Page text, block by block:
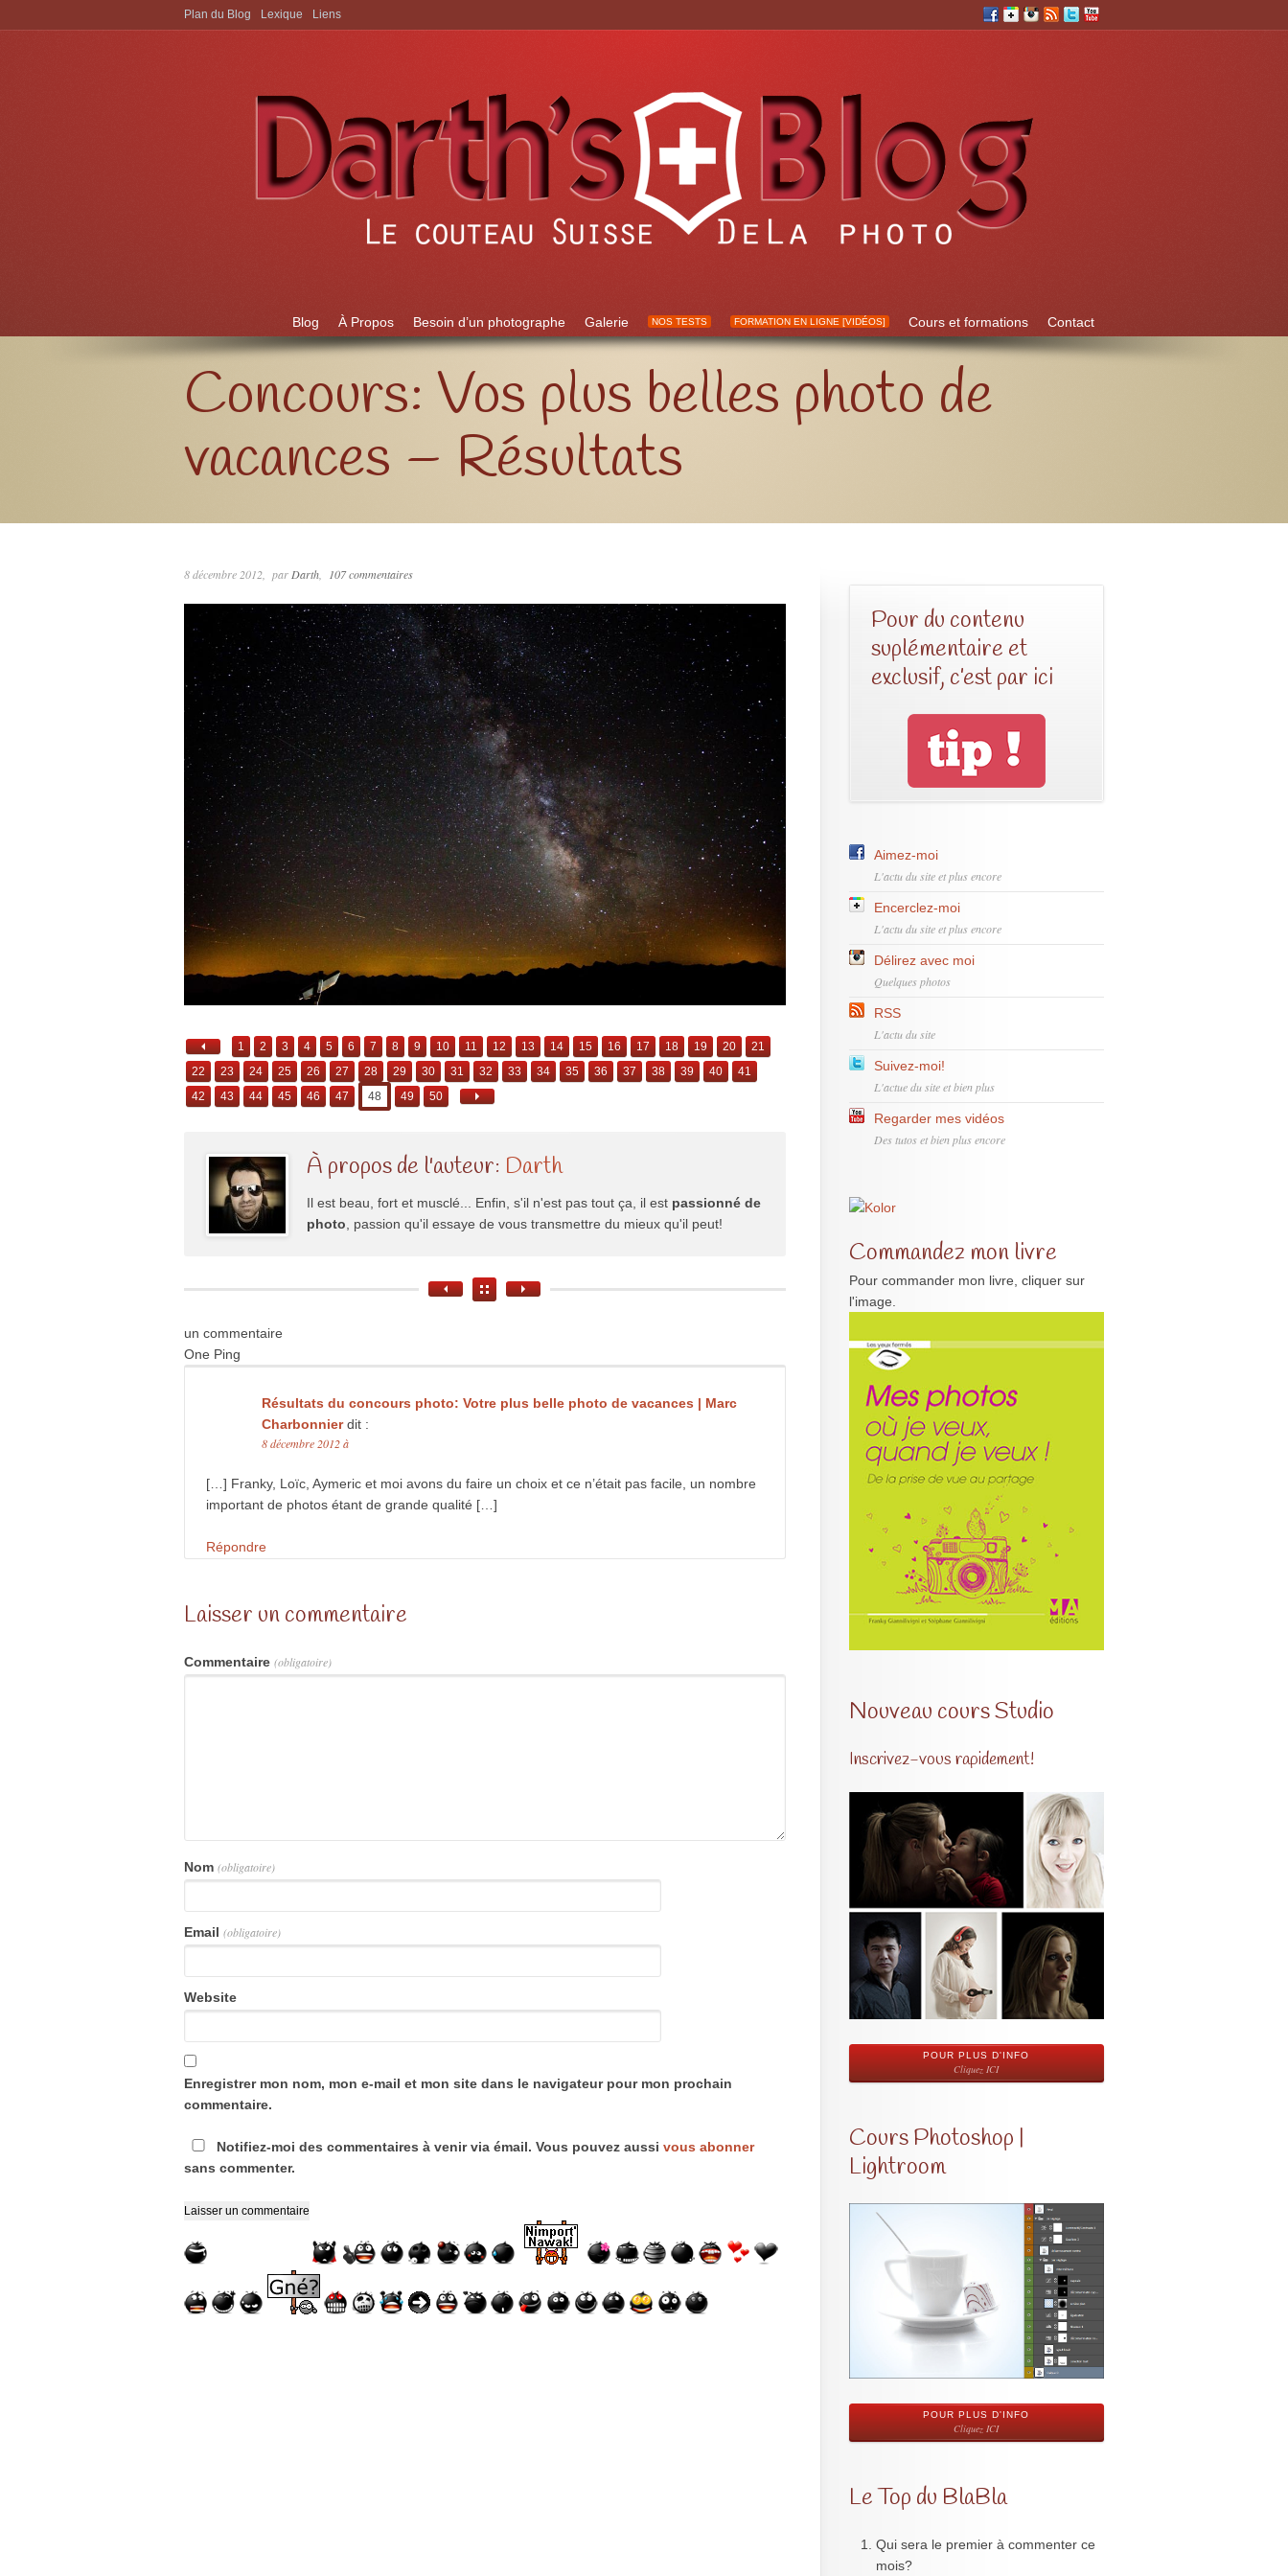
Aller à:
Blog À Propos Besoin d’un photographe Galerie NOS TESTS FORMATION EN LIGNE [VIDÉOS] Cours et formations Contact
Plan du Blog Lexique Liens
Concours: Vos plus belles photo de
vacances – Résultats
8 décembre 2012 par Darth 107 commentaires
1 2 3 4 5 6 7 8 9 10 11 12 13 14 15 16 17 18 19 20
21
22
23 24 25 26 27 28 29 30 31 32 33 34 35 36 37 38 39 40
41
42
43 44 45 46 47 48 49 50
À propos de l'auteur: Darth
Il est beau, fort et musclé... Enfin, s'il n'est pas tout ça, il est passionné de
photo , passion qu'il essaye de vous transmettre du mieux qu'il peut!
un commentaire
One Ping
Résultats du concours photo: Votre plus belle photo de vacances | Marc
Charbonnier dit :
8 décembre 2012 à
[…] Franky, Loïc, Aymeric et moi avons du faire un choix et ce n’était pas facile, un nombre
important de photos étant de grande qualité […]
Répondre
Laisser un commentaire
Commentaire (obligatoire)
Nom (obligatoire)
Email (obligatoire)
Website
Enregistrer mon nom, mon e-mail et mon site dans le navigateur pour mon prochain
commentaire.
Notifiez-moi des commentaires à venir via émail. Vous pouvez aussi vous abonner
sans commenter.
Pour du contenu
suplémentaire et
exclusif, c’est par ici
Aimez-moi
L'actu du site et plus encore
Encerclez-moi
L'actu du site et plus encore
Délirez avec moi
Quelques photos
RSS
L'actu du site
Suivez-moi!
L'actue du site et bien plus
Regarder mes vidéos
Des tutos et bien plus encore
Commandez mon livre
Pour commander mon livre, cliquer sur
l'image.
Nouveau cours Studio
Inscrivez-vous rapidement!
POUR PLUS D'INFO
Cliquez ICI
Cours Photoshop |
Lightroom
POUR PLUS D'INFO
Cliquez ICI
Le Top du BlaBla
Qui sera le premier à commenter ce
mois?